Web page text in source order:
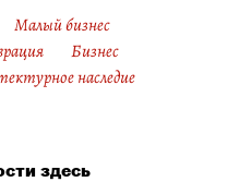
Малый бизнес
Бизнес
наследие
здесь